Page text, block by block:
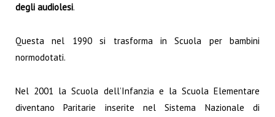
degli audiolesi.
Questa nel 1990 si trasforma in Scuola per bambini
normodotati.
Nel 2001 la Scuola dell’Infanzia e la Scuola Elementare
diventano Paritarie inserite nel Sistema Nazionale di